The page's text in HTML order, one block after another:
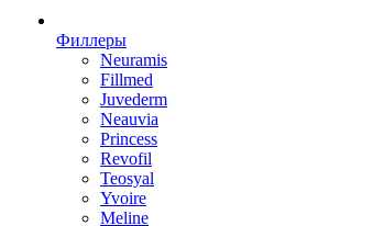
Филлеры
Neuramis
Fillmed
Juvederm
Neauvia
Princess
Revofil
Teosyal
Yvoire
Meline